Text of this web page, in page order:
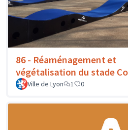
86 - Réaménagement et
végétalisation du stade
Ville de Lyon 1 0